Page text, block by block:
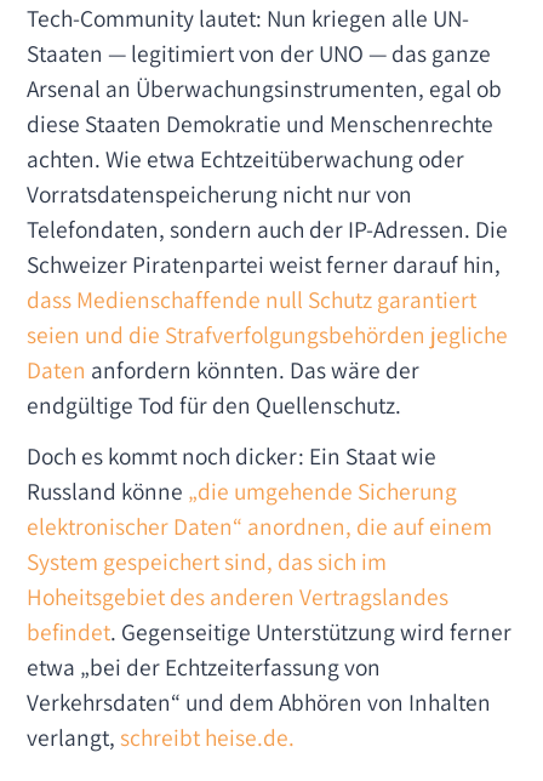
Tech-Community lautet: Nun kriegen alle UN-
Staaten — legitimiert von der UNO — das ganze
Arsenal an Überwachungsinstrumenten, egal ob
diese Staaten Demokratie und Menschenrechte
achten. Wie etwa Echtzeitüberwachung oder
Vorratsdatenspeicherung nicht nur von
Telefondaten, sondern auch der IP-Adressen. Die
Schweizer Piratenpartei weist ferner darauf hin,
dass Medienschaffende null Schutz garantiert
seien und die Strafverfolgungsbehörden jegliche
Daten anfordern könnten. Das wäre der
endgültige Tod für den Quellenschutz.
Doch es kommt noch dicker: Ein Staat wie
Russland könne „die umgehende Sicherung
elektronischer Daten“ anordnen, die auf einem
System gespeichert sind, das sich im
Hoheitsgebiet des anderen Vertragslandes
befindet. Gegenseitige Unterstützung wird ferner
etwa „bei der Echtzeiterfassung von
Verkehrsdaten“ und dem Abhören von Inhalten
verlangt,schreibt heise.de.